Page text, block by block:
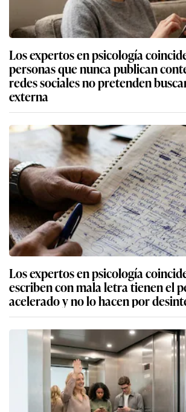
Los expertos en psicología
personas que nunca publican
redes sociales no pretenden
externa
Los expertos en psicología
escriben con mala letra tienen el
acelerado y no lo hacen por